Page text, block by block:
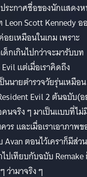
ระกาศชื่อของนักแสดง
Leon Scott Kennedy อ
ยเหมือนในเกม เพราะ
กเกินไปกว่าจะมารับบท
แต่เมื่อเราคิดถึง
นนายตำรวจวัยรุ่นเหมือน
Evil 2 ต้นฉบับ(
คนจริง ๆ มาเป็นแบบที่ไม่
ร และเมื่อเราเอาภาพข
Avan ตอนไว้เคราก็มีส่วน
ปเทียบกับฉบับ Remake
ว่ามาจริง ๆ